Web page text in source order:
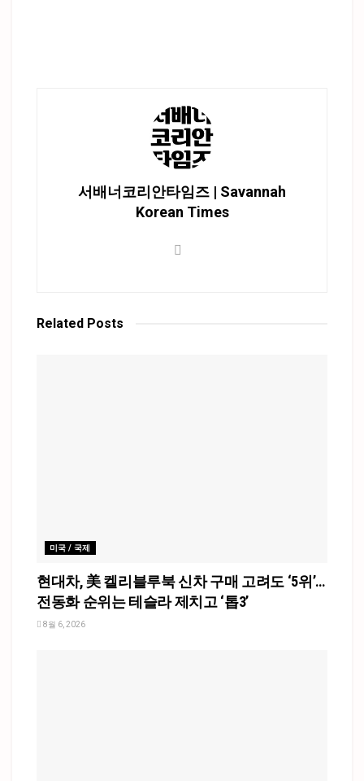
서배너코리안타임즈 | Savannah
Korean Times
Related Posts
미국 / 국제
현대차, 美 켈리블루북 신차 구매 고려도 ‘5위’…
전동화 순위는 테슬라 제치고 ‘톱3’
8월 6, 2026